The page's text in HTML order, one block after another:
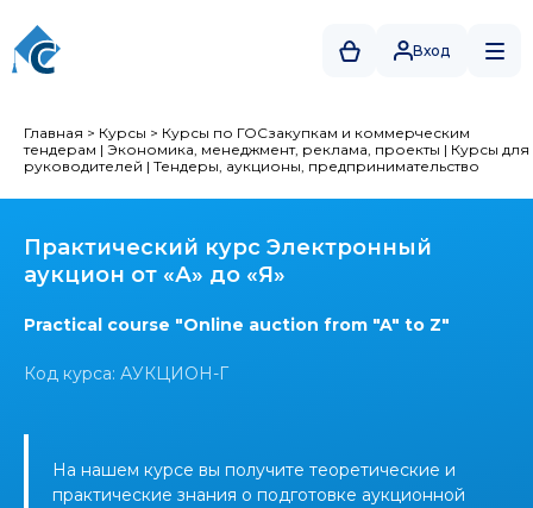
Вход
Главная > Курсы > Курсы по ГОСзакупкам и коммерческим
тендерам | Экономика, менеджмент, реклама, проекты | Курсы для
руководителей | Тендеры, аукционы, предпринимательство
Практический курс Электронный
аукцион от «А» до «Я»
Practical course "Online auction from "A" to Z"
Код курса: АУКЦИОН-Г
На нашем курсе вы получите теоретические и
практические знания о подготовке аукционной